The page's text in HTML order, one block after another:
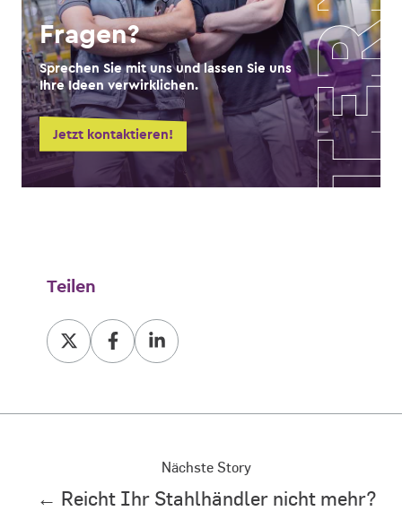
Fragen?
Sprechen Sie mit uns und lassen Sie uns
Ihre Ideen verwirklichen.
Jetzt kontaktieren!
Teilen
Teilen
bei
Teilen
bei
Teilen
bei
Nächste Story
← Reicht Ihr Stahlhändler nicht mehr?